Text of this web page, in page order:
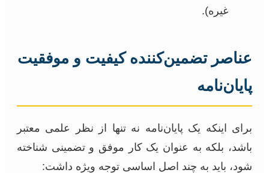
غیره).
عناصر تضمین‌کننده کیفیت و موفقیت
پایان‌نامه
برای اینکه یک پایان‌نامه نه تنها از نظر علمی معتبر
باشد، بلکه به عنوان یک کار موفق و تضمینی شناخته
شود، باید به چند اصل اساسی توجه ویژه داشت: